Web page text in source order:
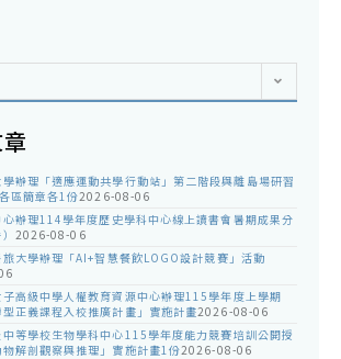
辦理「適應運動共學行動站」第二階段與離島場研習
區簡章各1份2026-08-06
辦理114學年度歷史學科中心線上讀書會暑期成果分
2026-08-06
大學辦理「AI+智慧餐飲LOGO設計競賽」活動
高級中學人權教育資源中心辦理115學年度上學期
型正義課程入校推廣計畫」實施計畫2026-08-06
等學校生物學科中心115學年度能力競賽培訓公開授
解剖觀察與推理」實施計畫1份2026-08-06